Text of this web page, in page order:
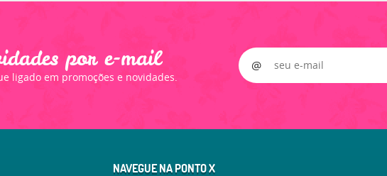
por e-mail
ligado em promoções e novidades.
NAVEGUE NA PONTO X